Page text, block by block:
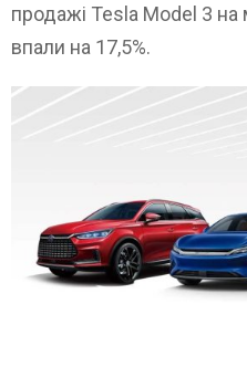
продажі Tesla Model 3 на
впали на 17,5%.